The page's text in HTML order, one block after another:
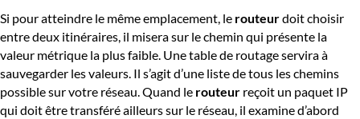
Si pour atteindre le même emplacement, le routeurdoit choisir
entre deux itinéraires, il misera sur le chemin qui présente la
valeur métrique la plus faible. Une table de routage servira à
sauvegarder les valeurs. Il s’agit d’une liste de tous les chemins
possible sur votre réseau. Quand le routeur reçoit un paquet IP
qui doit être transféré ailleurs sur le réseau, il examine d’abord